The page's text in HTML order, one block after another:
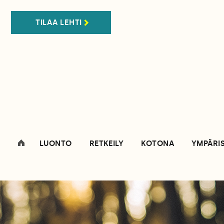
TILAA LEHTI
LUONTO RETKEILY KOTONA